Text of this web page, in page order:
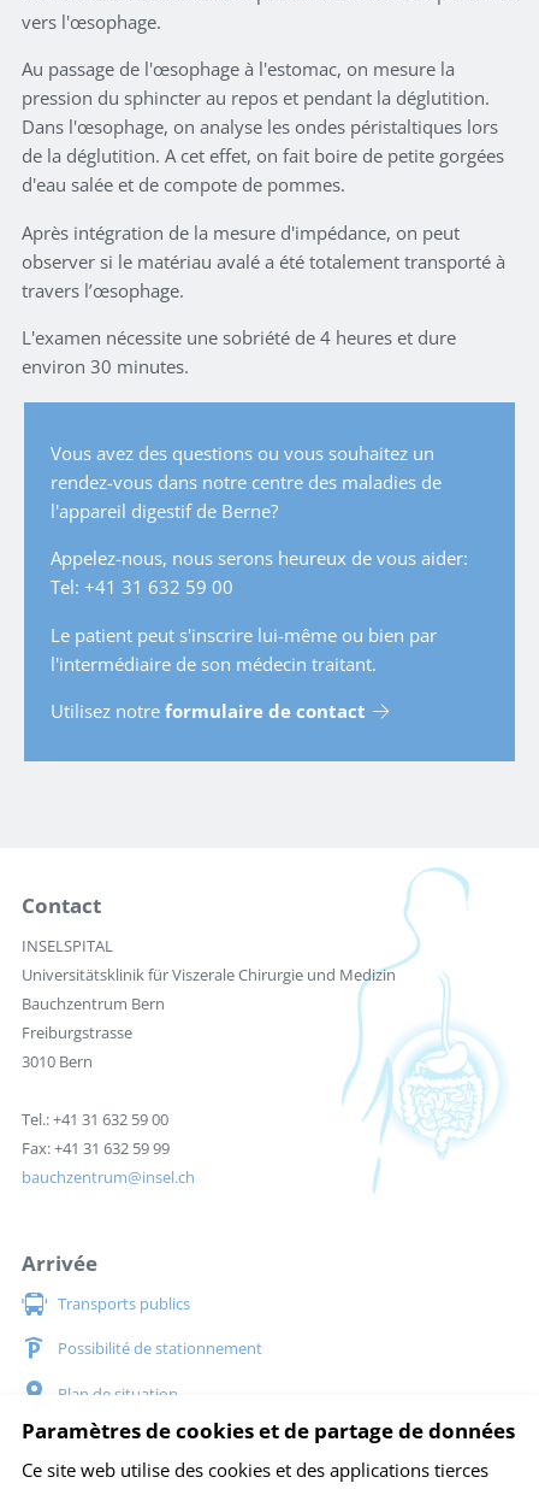
vers l'œsophage.
Au passage de l'œsophage à l'estomac, on mesure la
pression du sphincter au repos et pendant la déglutition.
Dans l'œsophage, on analyse les ondes péristaltiques lors
de la déglutition. A cet effet, on fait boire de petite gorgées
d'eau salée et de compote de pommes.
Après intégration de la mesure d'impédance, on peut
observer si le matériau avalé a été totalement transporté à
travers l’œsophage.
L'examen nécessite une sobriété de 4 heures et dure
environ 30 minutes.
Vous avez des questions ou vous souhaitez un
rendez-vous dans notre centre des maladies de
l'appareil digestif de Berne?
Appelez-nous, nous serons heureux de vous aider:
Tel: +41 31 632 59 00
Le patient peut s'inscrire lui-même ou bien par
l'intermédiaire de son médecin traitant.
Utilisez notre formulaire de contact
Contact
INSELSPITAL
Universitätsklinik für Viszerale Chirurgie und Medizin
Bauchzentrum Bern
Freiburgstrasse
3010 Bern
Tel.: +41 31 632 59 00
Fax: +41 31 632 59 99
bauchzentrum
insel.ch
Arrivée
Transports publics
Possibilité de stationnement
Plan de situation
Social Media
Paramètres de cookies et de partage de données
Ce site web utilise des cookies et des applications tierces